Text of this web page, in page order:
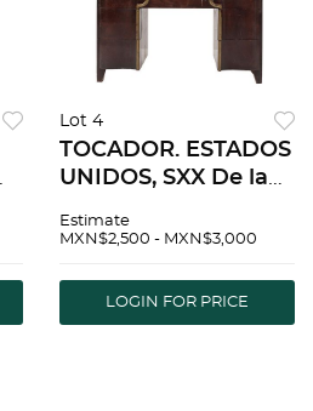
Lot 4
TOCADOR. ESTADOS
UNIDOS, SXX De la
FURNITURE. Con 5
lisos. Decorado con
esmalte dorado.
Estimate
MXN$2,500 - MXN$3,000
LOGIN FOR PRICE